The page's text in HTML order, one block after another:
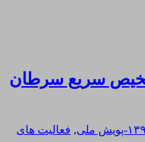
سریع سرطان
, فعالیت های